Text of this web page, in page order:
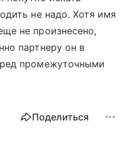
не надо. Хотя имя
не произнесено,
партнеру он в
промежуточными
Поделиться